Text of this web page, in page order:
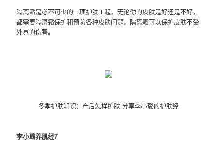
隔离霜是必不可少的一项护肤工程，无论你的皮肤是好还是不好，
都需要隔离霜保护和预防各种皮肤问题。隔离霜可以保护皮肤不受
外界的伤害。
冬季护肤知识：产后怎样护肤 分享李小璐的护肤经
李小璐养肌经7